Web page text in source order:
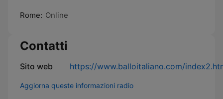
Rome: Online
Contatti
Sito web https://www.balloitaliano.com/
Aggiorna queste informazioni radio